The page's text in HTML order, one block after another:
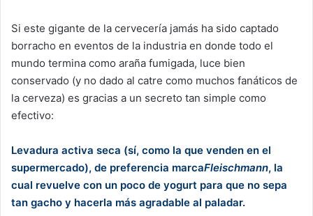
Si este gigante de la cervecería jamás ha sido captado
borracho en eventos de la industria en donde todo el
mundo termina como araña fumigada, luce bien
conservado (y no dado al catre como muchos fanáticos de
la cerveza) es gracias a un secreto tan simple como
efectivo:
Levadura activa seca (sí, como la que venden en el
supermercado), de preferencia marcaFleischmann, la
cual revuelve con un poco de yogurt para que no sepa
tan gacho y hacerla más agradable al paladar.